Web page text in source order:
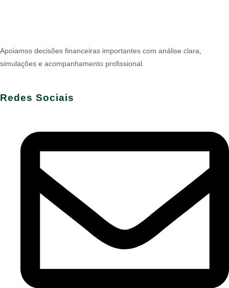
Apoiamos decisões financeiras importantes com análise clara,
simulações e acompanhamento profissional.
Redes Sociais